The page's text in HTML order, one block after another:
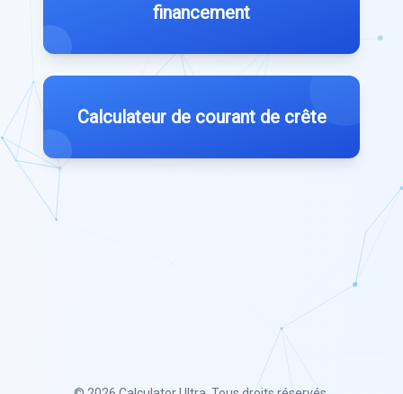
financement
Calculateur de courant de crête